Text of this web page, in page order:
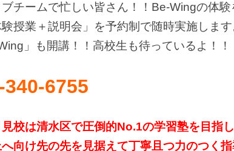
チームで忙しい皆さん！！Be-Wingの体
授業＋説明会」を予約制で随時実施しま
」も開講！！高校生も待っているよ！！
340-6755
校は清水区で圧倒的No.1の学習塾を目指
向け先の先を見据えて丁寧且つ力のつく